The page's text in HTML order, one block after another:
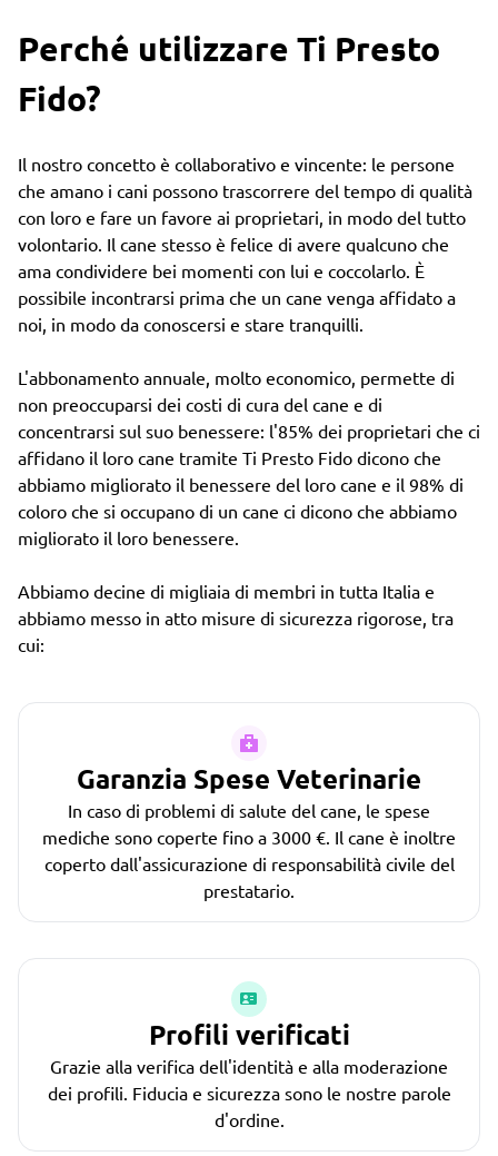
Perché utilizzare Ti Presto
Fido?
Il nostro concetto è collaborativo e vincente: le persone
che amano i cani possono trascorrere del tempo di qualità
con loro e fare un favore ai proprietari, in modo del tutto
volontario. Il cane stesso è felice di avere qualcuno che
ama condividere bei momenti con lui e coccolarlo. È
possibile incontrarsi prima che un cane venga affidato a
noi, in modo da conoscersi e stare tranquilli.
L'abbonamento annuale, molto economico, permette di
non preoccuparsi dei costi di cura del cane e di
concentrarsi sul suo benessere: l'85% dei proprietari che ci
affidano il loro cane tramite Ti Presto Fido dicono che
abbiamo migliorato il benessere del loro cane e il 98% di
coloro che si occupano di un cane ci dicono che abbiamo
migliorato il loro benessere.
Abbiamo decine di migliaia di membri in tutta Italia e
abbiamo messo in atto misure di sicurezza rigorose, tra
cui:
Garanzia Spese Veterinarie
In caso di problemi di salute del cane, le spese
mediche sono coperte fino a 3000 €. Il cane è inoltre
coperto dall'assicurazione di responsabilità civile del
prestatario.
Profili verificati
Grazie alla verifica dell'identità e alla moderazione
dei profili. Fiducia e sicurezza sono le nostre parole
d'ordine.